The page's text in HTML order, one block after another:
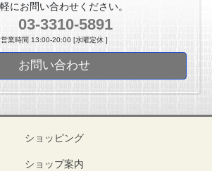
にお問い合わせください。
03-3310-5891
営業時間 13:00-20:00 [水曜定休 ]
お問い合わせ
ショッピング
ショップ案内